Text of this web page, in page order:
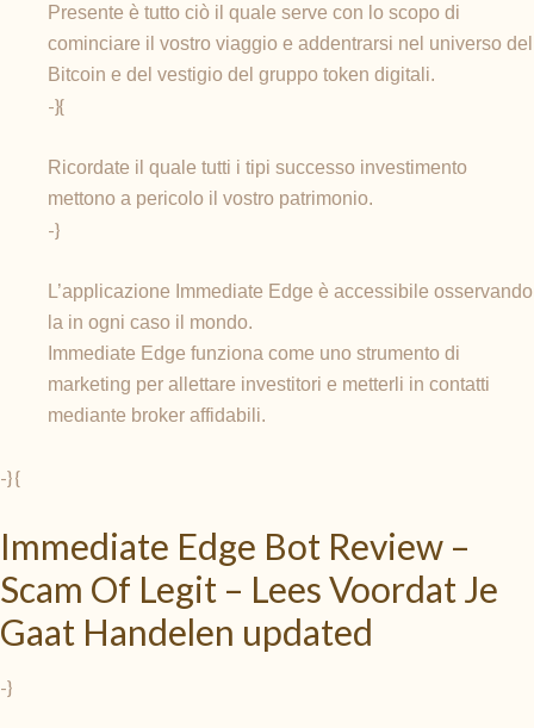
Presente è tutto ciò il quale serve con lo scopo di
cominciare il vostro viaggio e addentrarsi nel universo del
Bitcoin e del vestigio del gruppo token digitali.
-}{
Ricordate il quale tutti i tipi successo investimento
mettono a pericolo il vostro patrimonio.
-}
L’applicazione Immediate Edge è accessibile osservando
la in ogni caso il mondo.
Immediate Edge funziona come uno strumento di
marketing per allettare investitori e metterli in contatti
mediante broker affidabili.
-} {
Immediate Edge Bot Review –
Scam Of Legit – Lees Voordat Je
Gaat Handelen updated
-}